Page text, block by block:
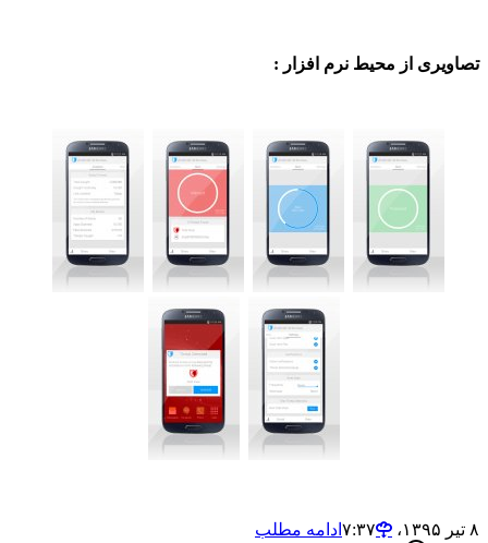
از محیط نرم افزار :
ادامه مطلب